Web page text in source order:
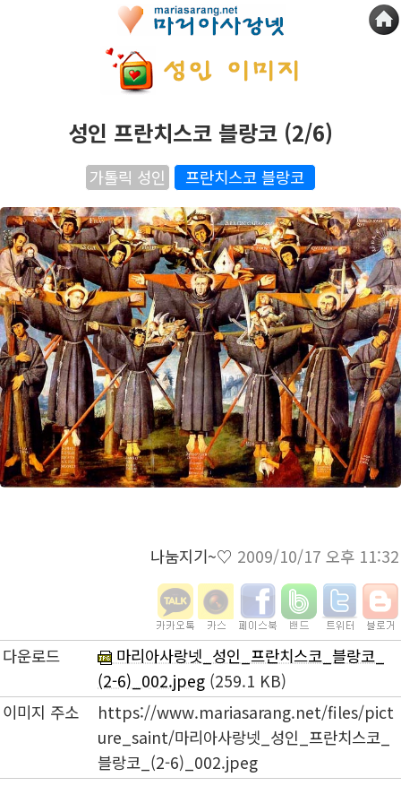
성인 프란치스코 블랑코 (2/6)
가톨릭 성인 프란치스코 블랑코
나눔지기~♡ 2009/10/17 오후 11:32
다운로드
마리아사랑넷_성인_프란치스코_블랑코_
(2-6)_002.jpeg (259.1 KB)
이미지 주소
https://www.mariasarang.net/files/pict
ure_saint/마리아사랑넷_성인_프란치스코_
블랑코_(2-6)_002.jpeg